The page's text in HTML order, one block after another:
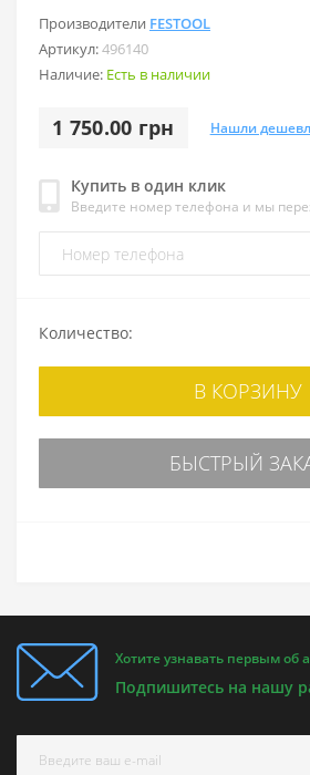
Производители FESTOOL
Артикул:496140
Наличие: Есть в наличии
1 750.00 грн Нашли
Купить в один клик
Введите номер телефона и мы
Количество:
В КОРЗИНУ
БЫСТРЫЙ
Хотите узнавать первым об
Подпишитесь на нашу